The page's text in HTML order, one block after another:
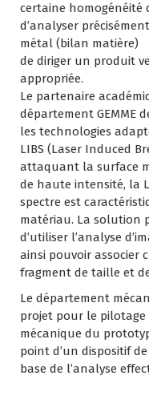
certaine
d’analyser
métal (bilan matière)
de diriger un produit
appropriée.
Le partenaire
département GEMME
les technologies
LIBS (Laser Induced
attaquant la surface
de haute intensité, la
spectre est
matériau. La solution
d’utiliser l’analyse
ainsi pouvoir associer
fragment de taille et
Le département
projet pour le
mécanique du
point d’un dispositif
base de l’analyse